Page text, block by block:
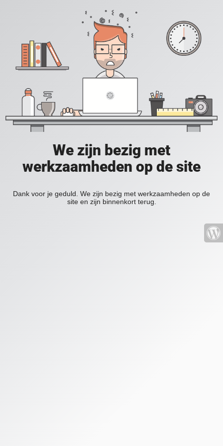
We zijn bezig met
werkzaamheden op de site
Dank voor je geduld. We zijn bezig met werkzaamheden op de
site en zijn binnenkort terug.